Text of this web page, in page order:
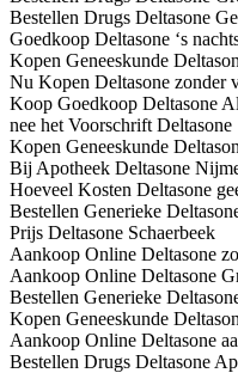
Bestellen Drugs Deltasone
Goedkoop Deltasone ‘s
Kopen Geneeskunde
Nu Kopen Deltasone zonder
Koop Goedkoop Deltasone
nee het Voorschrift Deltasone
Kopen Geneeskunde
Bij Apotheek Deltasone
Hoeveel Kosten Deltasone
Bestellen Generieke
Prijs Deltasone Schaerbeek
Aankoop Online Deltasone
Aankoop Online Deltasone
Bestellen Generieke
Kopen Geneeskunde
Aankoop Online Deltasone
Bestellen Drugs Deltasone